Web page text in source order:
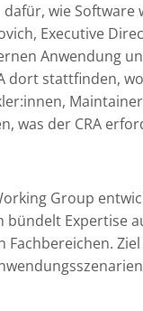
dafür, wie
Executive
Anwendung
dort stattfinden,
was der CRA
Group
Expertise